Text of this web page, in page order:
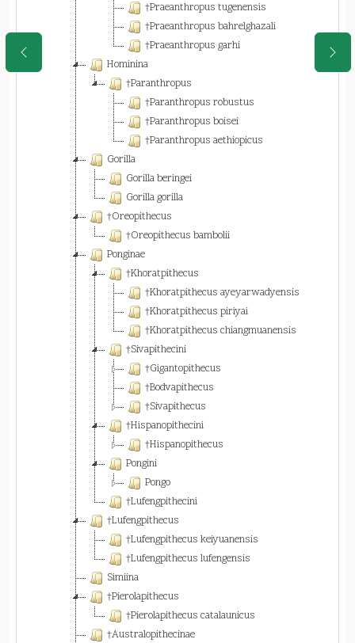
†Praeanthropus tugenensis
†Praeanthropus bahrelghazali
†Praeanthropus garhi
Hominina
†Paranthropus
†Paranthropus robustus
†Paranthropus boisei
†Paranthropus aethiopicus
Gorilla
Gorilla beringei
Gorilla gorilla
†Oreopithecus
†Oreopithecus bambolii
Ponginae
†Khoratpithecus
†Khoratpithecus ayeyarwadyensis
†Khoratpithecus piriyai
†Khoratpithecus chiangmuanensis
†Sivapithecini
†Gigantopithecus
†Bodvapithecus
†Sivapithecus
†Hispanopithecini
†Hispanopithecus
Pongini
Pongo
†Lufengpithecini
†Lufengpithecus
†Lufengpithecus keiyuanensis
†Lufengpithecus lufengensis
Simiina
†Pierolapithecus
†Pierolapithecus catalaunicus
†Australopithecinae